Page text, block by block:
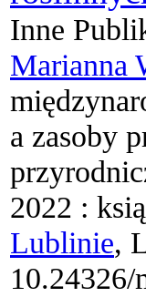
Inne
Marianna
a zasoby
2022 :
Lublinie,
10.24326/